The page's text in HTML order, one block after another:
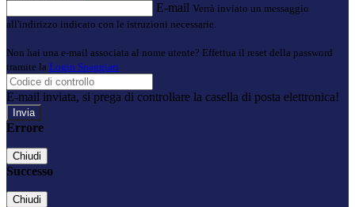
E-mail Verrà inviato un messaggio
all'indirizzo indicato con le istruzioni necessarie.
Non hai una e-mail associata al nome utente? Effettua il reset della password
tramite la Login Spaggiari
E-mail inviata, si prega di controllare la casella di posta elettronica!
Errore
Chiudi
Successo
Chiudi